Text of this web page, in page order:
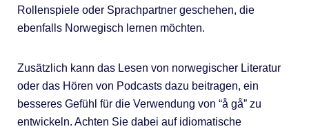
Rollenspiele oder Sprachpartner geschehen, die
ebenfalls Norwegisch lernen möchten.
Zusätzlich kann das Lesen von norwegischer Literatur
oder das Hören von Podcasts dazu beitragen, ein
besseres Gefühl für die Verwendung von “å gå” zu
entwickeln. Achten Sie dabei auf idiomatische